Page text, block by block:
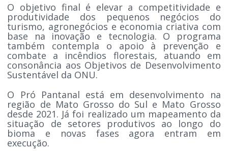
O objetivo final é elevar a competitividade e
produtividade dos pequenos negócios do
turismo, agronegócios e economia criativa com
base na inovação e tecnologia. O programa
também contempla o apoio à prevenção e
combate a incêndios florestais, atuando em
consonância aos Objetivos de Desenvolvimento
Sustentável da ONU.
O Pró Pantanal está em desenvolvimento na
região de Mato Grosso do Sul e Mato Grosso
desde 2021. Já foi realizado um mapeamento da
situação de setores produtivos ao longo do
bioma e novas fases agora entram em
execução.